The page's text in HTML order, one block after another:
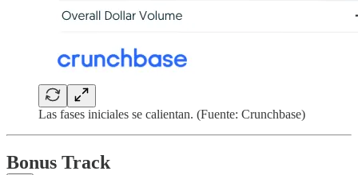
Las fases iniciales se calientan. (Fuente: Crunchbase)
Bonus Track